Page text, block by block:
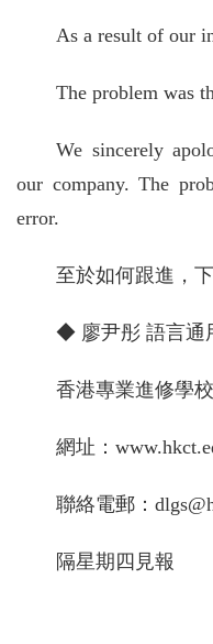
As a result of our
The problem was
We sincerely
our company. The
error.
至於如何跟進，下
◆ 廖尹彤 語言通
香港專業進修學校
網址：
聯絡電郵：
隔星期四見報